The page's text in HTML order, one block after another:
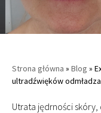
Strona główna » Blog »
ultradźwięków
Utrata jędrności skóry,